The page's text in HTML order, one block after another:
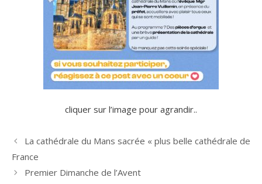
cliquer sur l’image pour agrandir..
La cathédrale du Mans sacrée « plus belle cathédrale de
France
Premier Dimanche de l’Avent